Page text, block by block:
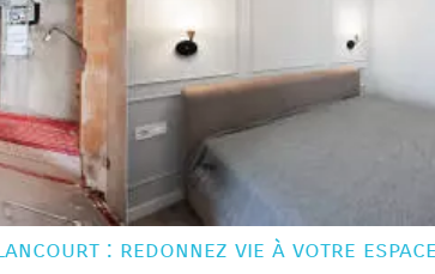
: redonnez vie à votre